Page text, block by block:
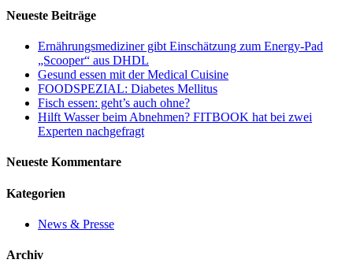
Neueste Beiträge
Ernährungsmediziner gibt Einschätzung zum Energy-Pad
„Scooper“ aus DHDL
Gesund essen mit der Medical Cuisine
FOODSPEZIAL: Diabetes Mellitus
Fisch essen: geht’s auch ohne?
Hilft Wasser beim Abnehmen? FITBOOK hat bei zwei
Experten nachgefragt
Neueste Kommentare
Kategorien
News & Presse
Archiv